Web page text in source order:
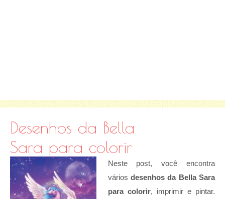
Desenhos da Bella
Sara para colorir
Neste post, você encontra
vários desenhos da Bella Sara
para colorir, imprimir e pintar.